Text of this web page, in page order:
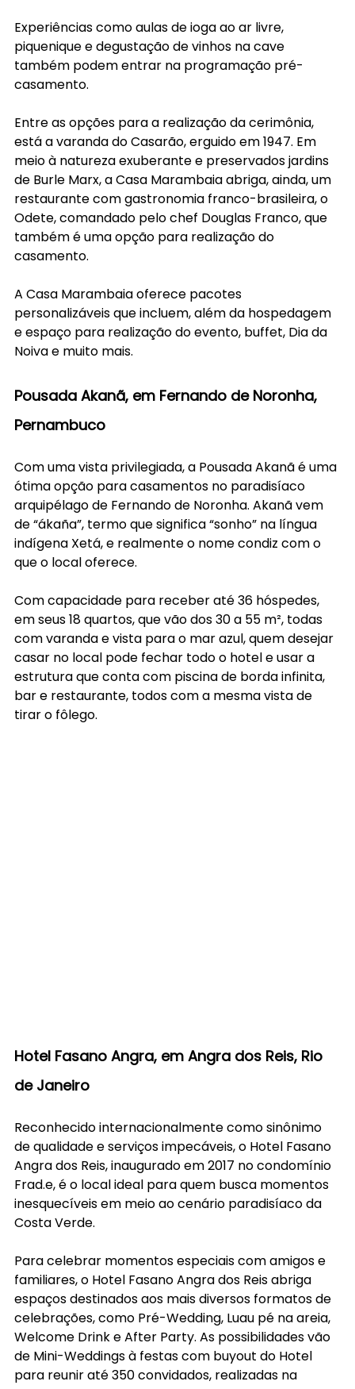
Experiências como aulas de ioga ao ar livre,
piquenique e degustação de vinhos na cave
também podem entrar na programação pré-
casamento.
Entre as opções para a realização da cerimônia,
está a varanda do Casarão, erguido em 1947. Em
meio à natureza exuberante e preservados jardins
de Burle Marx, a Casa Marambaia abriga, ainda, um
restaurante com gastronomia franco-brasileira, o
Odete, comandado pelo chef Douglas Franco, que
também é uma opção para realização do
casamento.
A Casa Marambaia oferece pacotes
personalizáveis que incluem, além da hospedagem
e espaço para realização do evento, buffet, Dia da
Noiva e muito mais.
Pousada Akanã, em Fernando de Noronha,
Pernambuco
Com uma vista privilegiada, a Pousada Akanã é uma
ótima opção para casamentos no paradisíaco
arquipélago de Fernando de Noronha. Akanã vem
de “ákaña”, termo que significa “sonho” na língua
indígena Xetá, e realmente o nome condiz com o
que o local oferece.
Com capacidade para receber até 36 hóspedes,
em seus 18 quartos, que vão dos 30 a 55 m², todas
com varanda e vista para o mar azul, quem desejar
casar no local pode fechar todo o hotel e usar a
estrutura que conta com piscina de borda infinita,
bar e restaurante, todos com a mesma vista de
tirar o fôlego.
Hotel Fasano Angra, em Angra dos Reis, Rio
de Janeiro
Reconhecido internacionalmente como sinônimo
de qualidade e serviços impecáveis, o Hotel Fasano
Angra dos Reis, inaugurado em 2017 no condomínio
Frad.e, é o local ideal para quem busca momentos
inesquecíveis em meio ao cenário paradisíaco da
Costa Verde.
Para celebrar momentos especiais com amigos e
familiares, o Hotel Fasano Angra dos Reis abriga
espaços destinados aos mais diversos formatos de
celebrações, como Pré-Wedding, Luau pé na areia,
Welcome Drink e After Party. As possibilidades vão
de Mini-Weddings à festas com buyout do Hotel
para reunir até 350 convidados, realizadas na